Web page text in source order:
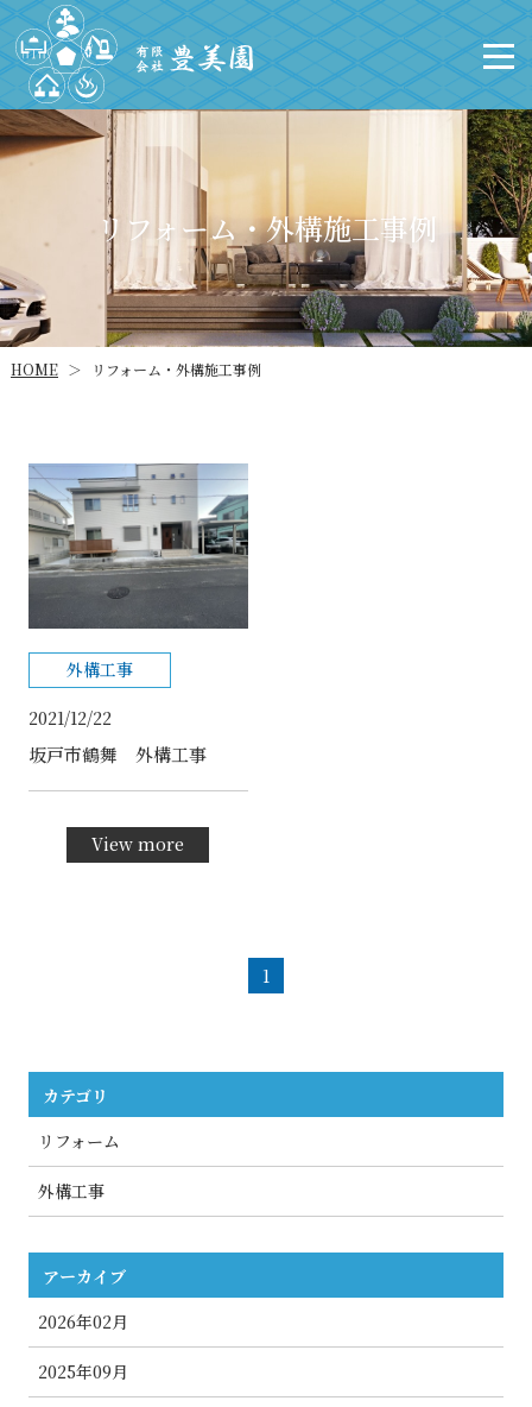
リフォーム・外構施工事例
HOME ＞ リフォーム・外構施工事例
外構工事
2021/12/22
坂戸市鶴舞 外構工事
View more
1
カテゴリ
リフォーム
外構工事
アーカイブ
2026年02月
2025年09月